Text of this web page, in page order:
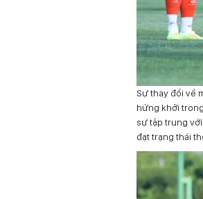
Sự thay đổi về
hứng khởi
sự tập trung
đạt trạng thái